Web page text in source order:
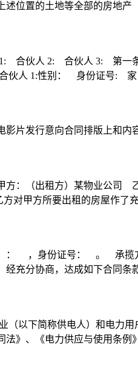
述位置的土地等全部的房地产
合伙人 2: 合伙人 3: 第一条
伙人 1:性别： 身份证号: 家
影片发行意向合同排版上和
：（出租方）某物业公司
对甲方所要出租的房屋作了
： ，身份证号： 。 承揽
经充分协商，达成如下合同条
（以下简称供电人）和电力
法》、《电力供应与使用条例